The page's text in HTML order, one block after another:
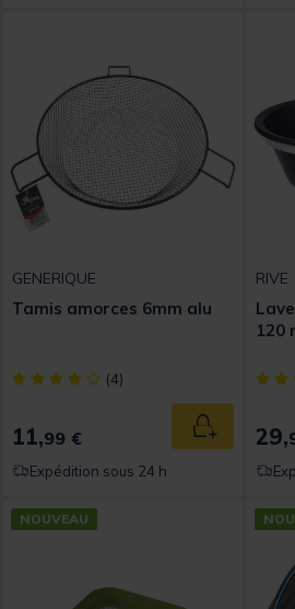
GENERIQUE
Tamis amorces 6mm alu
[object Object] out of 5 Customer
(4)
11,99 € Ajouter au
Expédition sous 24 h
RIVE
120
29,
NOUVEAU